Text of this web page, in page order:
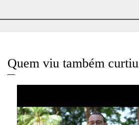
Quem viu também curtiu